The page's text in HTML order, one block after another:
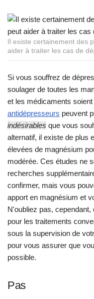
Il existe certainement des
aider à traiter les cas de
Si vous souffrez de
soulager de toutes les
et les médicaments
antidépresseurs peuvent
indésirables que vous
alternatif, il existe de plus
élevées de magnésium
modérée. Ces études ne
recherches
confirmer, mais vous
apport en magnésium et
N'oubliez pas,
pour les traitements
sous la supervision de
pour vous assurer que
possible.
Pas